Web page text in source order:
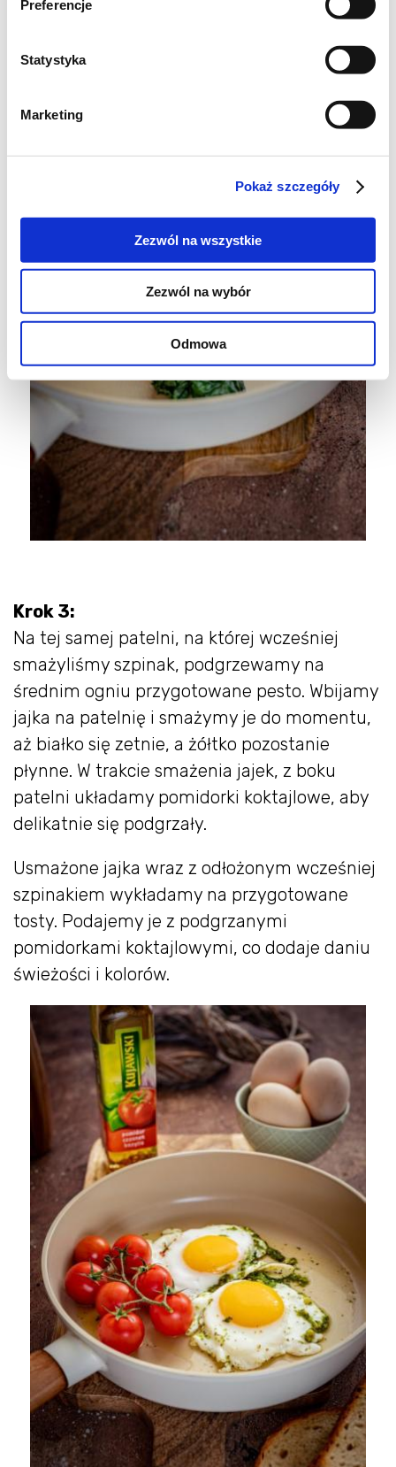
Preferencje
Statystyka
Marketing
Pokaż szczegóły
Zezwól na wszystkie
Zezwól na wybór
Odmowa
smak.
Krok 3:
Na tej samej patelni, na której wcześniej
smażyliśmy szpinak, podgrzewamy na
średnim ogniu przygotowane pesto. Wbijamy
jajka na patelnię i smażymy je do momentu,
aż białko się zetnie, a żółtko pozostanie
płynne. W trakcie smażenia jajek, z boku
patelni układamy pomidorki koktajlowe, aby
delikatnie się podgrzały.
Usmażone jajka wraz z odłożonym wcześniej
szpinakiem wykładamy na przygotowane
tosty. Podajemy je z podgrzanymi
pomidorkami koktajlowymi, co dodaje daniu
świeżości i kolorów.